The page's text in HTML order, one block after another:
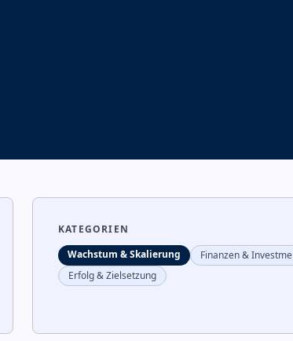
KATEGORIEN
Wachstum & Skalierung
Finanzen &
Erfolg & Zielsetzung